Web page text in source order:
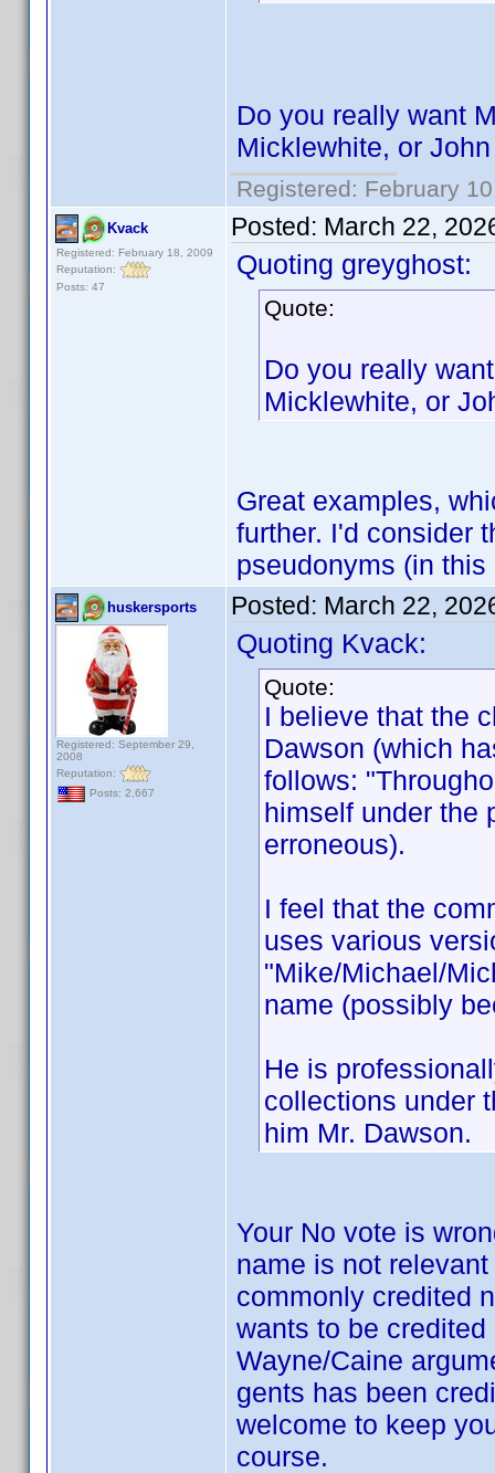
Do you really want
Micklewhite, or
Registered: February
Kvack
Registered: February 18, 2009
Reputation:
Posts: 47
Posted: March 22,
Quoting greyghost:
Quote:
Do you really
Micklewhite, or
Great examples,
further. I'd consider
pseudonyms (in
huskersports
Registered: September 29,
2008
Reputation:
Posts: 2,667
Posted: March 22,
Quoting Kvack:
Quote:
I believe that the
Dawson (which
follows:
himself under the
erroneous).
I feel that the
uses various
"Mike/Michael/
name (possibly
He is
collections under
him Mr. Dawson.
Your No vote is
name is not
commonly credited
wants to be
Wayne/Caine
gents has been
welcome to keep
course.